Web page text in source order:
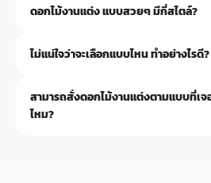
ดอกไม้งานแต่ง แบบสวยๆ มีกี่สไตล์?
มีหลายสไตล์หลักๆ ครับ แบบ Classic หรูห
ออกแบบตามสไตล์ที่ชอบ หรือผสมหลายสไต
ไม่แน่ใจว่าจะเลือกแบบไหน ทำอย่างไรดี?
ส่งรูปงานแต่งที่ชอบมาทาง LINE @aorest ไ
แนะนำสไตล์และดอกไม้ที่เหมาะกับธีมงานและ
สามารถสั่งดอกไม้งานแต่งตามแบบที่เจ
ไหม?